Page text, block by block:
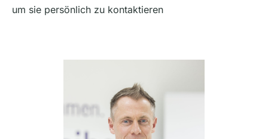
um sie persönlich zu kontaktieren